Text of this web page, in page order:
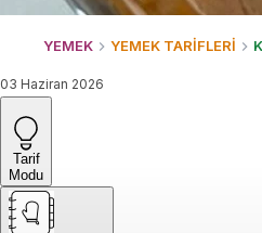
YEMEK YEMEK TARİFLERİ
03 Haziran 2026
Tarif
Modu